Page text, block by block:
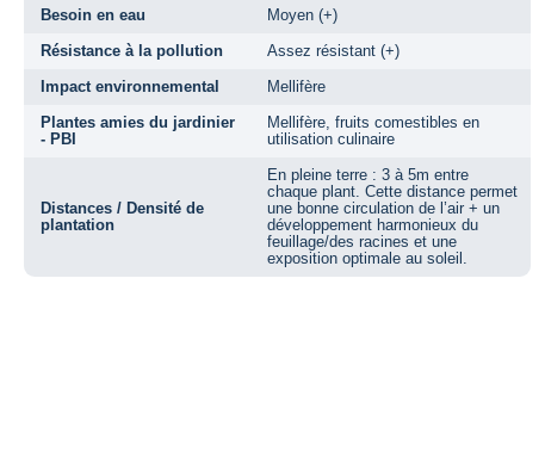
Besoin en eau
Moyen (+)
Résistance à la pollution
Assez résistant (+)
Impact environnemental
Mellifère
Plantes amies du jardinier
- PBI
Mellifère, fruits comestibles en
utilisation culinaire
Distances / Densité de
plantation
En pleine terre : 3 à 5m entre
chaque plant. Cette distance permet
une bonne circulation de l’air + un
développement harmonieux du
feuillage/des racines et une
exposition optimale au soleil.